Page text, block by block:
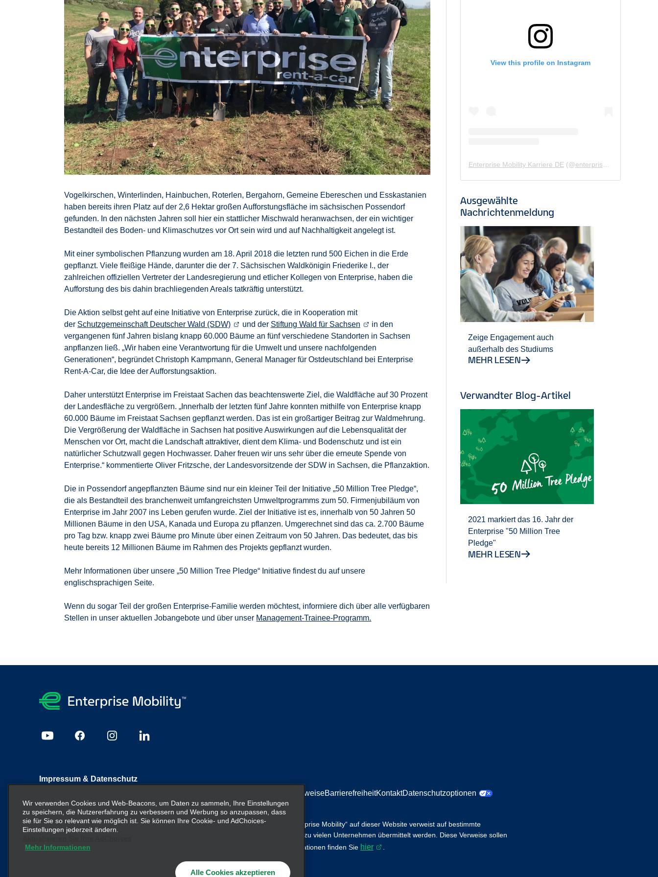
Vogelkirschen, Winterlinden, Hainbuchen, Roterlen, Bergahorn, Gemeine Ebereschen und Esskastanien
haben bereits ihren Platz auf der 2,6 Hektar großen Aufforstungsfläche im sächsischen Possendorf
gefunden. In den nächsten Jahren soll hier ein stattlicher Mischwald heranwachsen, der ein wichtiger
Bestandteil des Boden- und Klimaschutzes vor Ort sein wird und auf Nachhaltigkeit angelegt ist.
Mit einer symbolischen Pflanzung wurden am 18. April 2018 die letzten rund 500 Eichen in die Erde
gepflanzt. Viele fleißige Hände, darunter die der 7. Sächsischen Waldkönigin Friederike I., der
zahlreichen offiziellen Vertreter der Landesregierung und etlicher Kollegen von Enterprise, haben die
Aufforstung des bis dahin brachliegenden Areals tatkräftig unterstützt.
Die Aktion selbst geht auf eine Initiative von Enterprise zurück, die in Kooperation mit
der Schutzgemeinschaft Deutscher Wald (SDW) und der Stiftung Wald für Sachsen
in den
vergangenen fünf Jahren bislang knapp 60.000 Bäume an fünf verschiedene Standorten in Sachsen
anpflanzen ließ. „Wir haben eine Verantwortung für die Umwelt und unsere nachfolgenden
Generationen“, begründet Christoph Kampmann, General Manager für Ostdeutschland bei Enterprise
Rent-A-Car, die Idee der Aufforstungsaktion.
Daher unterstützt Enterprise im Freistaat Sachen das beachtenswerte Ziel, die Waldfläche auf 30 Prozent
der Landesfläche zu vergrößern. „Innerhalb der letzten fünf Jahre konnten mithilfe von Enterprise knapp
60.000 Bäume im Freistaat Sachsen gepflanzt werden. Das ist ein großartiger Beitrag zur Waldmehrung.
Die Vergrößerung der Waldfläche in Sachsen hat positive Auswirkungen auf die Lebensqualität der
Menschen vor Ort, macht die Landschaft attraktiver, dient dem Klima- und Bodenschutz und ist ein
natürlicher Schutzwall gegen Hochwasser. Daher freuen wir uns sehr über die erneute Spende von
Enterprise.“ kommentierte Oliver Fritzsche, der Landesvorsitzende der SDW in Sachsen, die Pflanzaktion.
Die in Possendorf angepflanzten Bäume sind nur ein kleiner Teil der Initiative „50 Million Tree Pledge“,
die als Bestandteil des branchenweit umfangreichsten Umweltprogramms zum 50. Firmenjubiläum von
Enterprise im Jahr 2007 ins Leben gerufen wurde. Ziel der Initiative ist es, innerhalb von 50 Jahren 50
Millionen Bäume in den USA, Kanada und Europa zu pflanzen. Umgerechnet sind das ca. 2.700 Bäume
pro Tag bzw. knapp zwei Bäume pro Minute über einen Zeitraum von 50 Jahren. Das bedeutet, das bis
heute bereits 12 Millionen Bäume im Rahmen des Projekts gepflanzt wurden.
Mehr Informationen über unsere „50 Million Tree Pledge“ Initiative findest du auf unsere
englischsprachigen Seite.
Wenn du sogar Teil der großen Enterprise-Familie werden möchtest, informiere dich über alle verfügbaren
Stellen in unser aktuellen Jobangebote und über unser Management-Trainee-Programm.
View this profile on Instagram
Enterprise Mobility Karriere DE(@enterprisemobility.karriere.de
Ausgewählte
Nachrichtenmeldung
Zeige Engagement auch
außerhalb des Studiums
MEHR LESEN
Verwandter Blog-Artikel
2021 markiert das 16. Jahr der
Enterprise "50 Million Tree
Pledge"
MEHR LESEN
Impressum & Datenschutz
Impressum/Rechtliche HinweiseBarrierefreiheitKontaktDatenschutzoptionen
Enterprise Mobility ist ein führender Anbieter von Mobilitätsservices. Der Begriff „Enterprise Mobility“ auf dieser Website verweist auf bestimmte
Unternehmenseinheiten und/oder die Marke Enterprise Mobility, wobei Informationen zu vielen Unternehmen übermittelt werden. Diese Verweise sollen
nicht die bestehende Unternehmensstruktur vermitteln oder ersetzen. Weitere Informationen finden Sie hier .
Wir verwenden Cookies und Web-Beacons, um Daten zu sammeln, Ihre Einstellungen
zu speichern, die Nutzererfahrung zu verbessern und Werbung so anzupassen, dass
sie für Sie so relevant wie möglich ist. Sie können Ihre Cookie- und AdChoices-
Einstellungen jederzeit ändern.
Mehr Informationen
Alle Cookies akzeptieren